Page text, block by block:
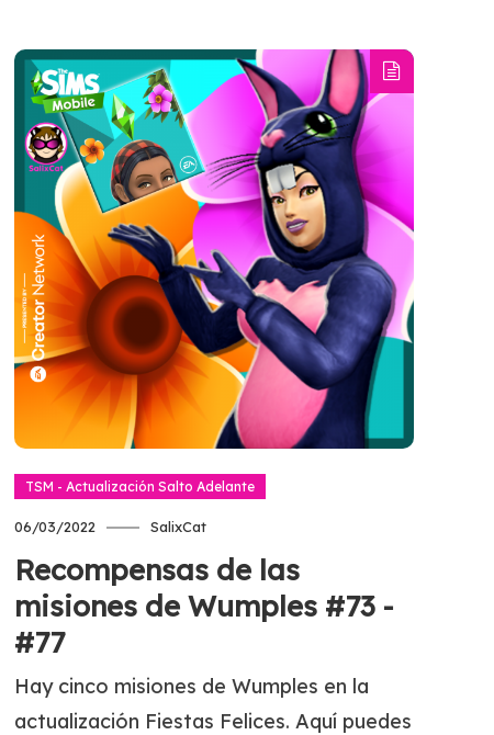
TSM - Actualización Salto Adelante
06/03/2022 SalixCat
Recompensas de las
misiones de Wumples #73 -
#77
Hay cinco misiones de Wumples en la
actualización Fiestas Felices. Aquí puedes